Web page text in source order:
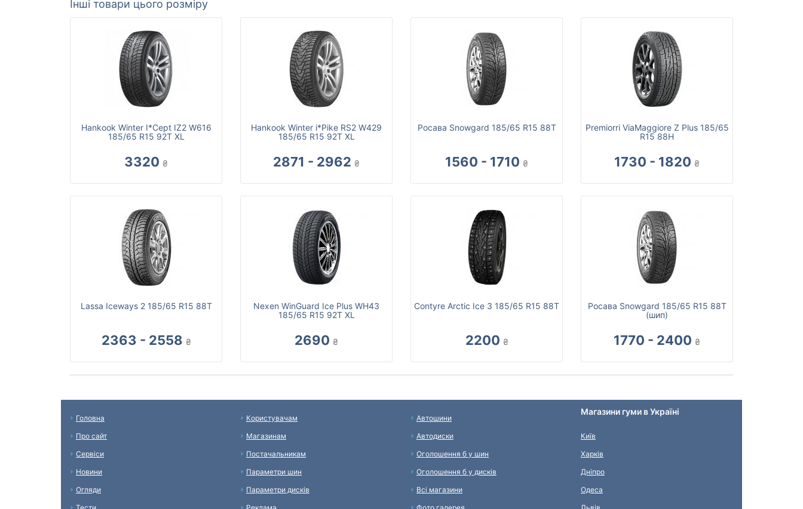
Інші товари цього розміру
Hankook Winter I*Cept IZ2 W616
185/65 R15 92T XL
3320 ₴
Hankook Winter i*Pike RS2 W429
185/65 R15 92T XL
2871 - 2962 ₴
Росава Snowgard 185/65 R15 88T
1560 - 1710 ₴
Premiorri ViaMaggiore Z Plus 185/65
R15 88H
1730 - 1820 ₴
Lassa Iceways 2 185/65 R15 88T
2363 - 2558 ₴
Nexen WinGuard Ice Plus WH43
185/65 R15 92T XL
2690 ₴
Contyre Arctic Ice 3 185/65 R15 88T
2200 ₴
Росава Snowgard 185/65 R15 88T
(шип)
1770 - 2400 ₴
Головна
Про сайт
Сервіси
Новини
Огляди
Користувачам
Магазинам
Постачальникам
Параметри шин
Параметри дисків
Автошини
Автодиски
Оголошення б у шин
Оголошення б у дисків
Всі магазини
Магазини гуми в Україні
Київ
Харків
Дніпро
Одеса